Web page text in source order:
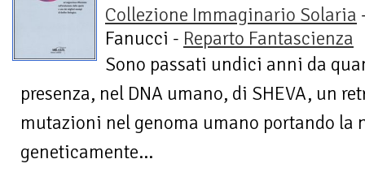
Collezione Immaginario Solaria
Fanucci - Reparto Fantascienza
Sono passati undici anni da
presenza, nel DNA umano, di SHEVA, un
mutazioni nel genoma umano portando la
geneticamente...